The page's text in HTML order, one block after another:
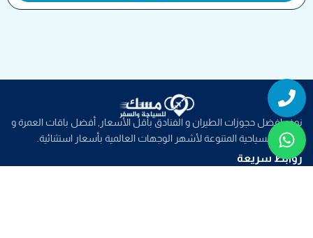
Phone
Whatsapp
نوفر افضل حجوزات الطيران و الفنادق بأقل الأسعار, أفضل باقات العمرة و
الباقات السياحية المتنوعة لأشهر الوجهات العالمية بأسعار استثنائية.
روابط سريعة